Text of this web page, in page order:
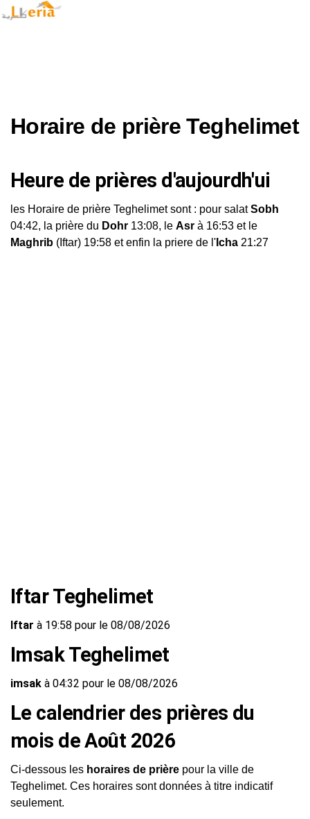
Horaire de prière Teghelimet
Heure de prières d'aujourdh'ui
les Horaire de prière Teghelimet sont : pour salatSobh
04:42, la prière du Dohr 13:08, le Asr à 16:53 et le
Maghrib (Iftar) 19:58 et enfin la priere de l' Icha 21:27
Iftar Teghelimet
Iftar à 19:58 pour le 08/08/2026
Imsak Teghelimet
imsak à 04:32 pour le 08/08/2026
Le calendrier des prières du
mois de Août 2026
Ci-dessous les horaires de prière pour la ville de
Teghelimet. Ces horaires sont données à titre indicatif
seulement.